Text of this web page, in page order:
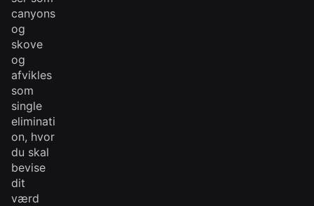
canyons
og
skove
og
afvikles
som
single
eliminati
on, hvor
du skal
bevise
dit
værd